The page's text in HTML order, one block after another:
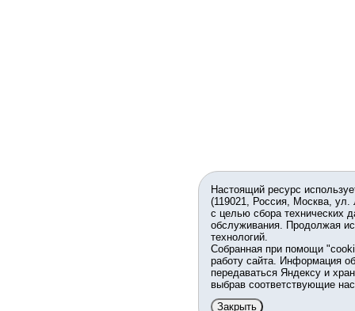
Настоящий ресурс
(119021, Россия, Москва,
с целью сбора технических
обслуживания. Продолжая
технологий.
Собранная при помощи
работу сайта. Информация
передаваться Яндексу и
выбрав соответствующие
Закрыть